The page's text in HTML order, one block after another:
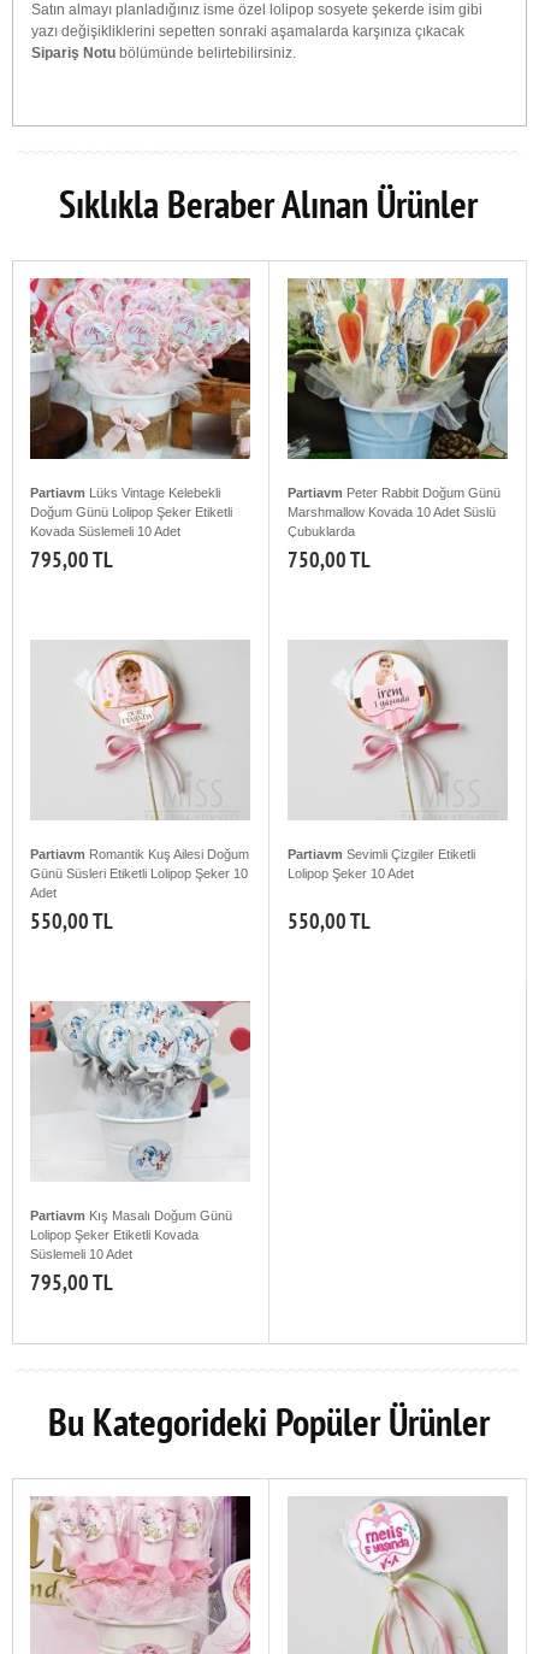
Satın almayı planladığınız isme özel lolipop sosyete şekerde isim gibi
yazı değişikliklerini sepetten sonraki aşamalarda karşınıza çıkacak
Sipariş Notu bölümünde belirtebilirsiniz.
Sıklıkla Beraber Alınan Ürünler
Partiavm Lüks Vintage Kelebekli
Doğum Günü Lolipop Şeker Etiketli
Kovada Süslemeli 10 Adet
795,00 TL
Partiavm Peter Rabbit Doğum Günü
Marshmallow Kovada 10 Adet Süslü
Çubuklarda
750,00 TL
Partiavm Romantik Kuş Ailesi Doğum
Günü Süsleri Etiketli Lolipop Şeker 10
Adet
550,00 TL
Partiavm Sevimli Çizgiler Etiketli
Lolipop Şeker 10 Adet
550,00 TL
Partiavm Kış Masalı Doğum Günü
Lolipop Şeker Etiketli Kovada
Süslemeli 10 Adet
795,00 TL
Bu Kategorideki Popüler Ürünler